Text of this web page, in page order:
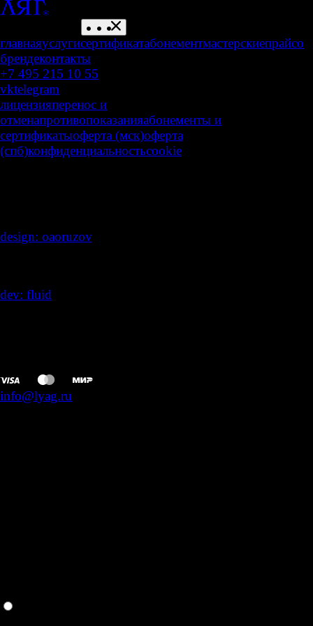
главнаяуслугисертификатабонементмастерскиепрайсо
брендеконтакты
+7 495 215 10 55
vktelegram
лицензияперенос и
отменапротивопоказанияабонементы и
сертификатыоферта (мск)оферта
(спб)конфиденциальностьcookie
design: oaoruzov
dev: fluid
info@lyag.ru